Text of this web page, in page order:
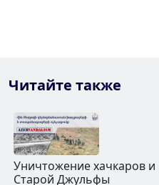
Читайте также